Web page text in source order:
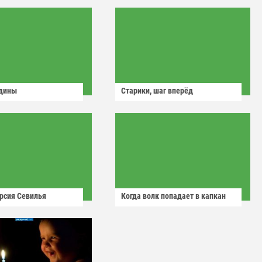
Старики, шаг вперёд
Севилья Когда волк попадает в капкан